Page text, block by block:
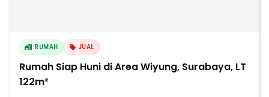
RUMAH JUAL
Rumah Siap Huni di Area Wiyung, Surabaya, LT
122m²